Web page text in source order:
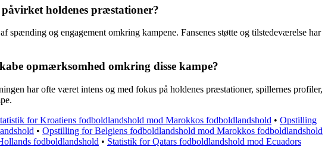
holdenes præstationer?
og engagement omkring kampene. Fansenes støtte og tilstedeværelse har
opmærksomhed omkring disse kampe?
har ofte været intens og med fokus på holdenes præstationer, spillernes profiler,
for Kroatiens fodboldlandshold mod Marokkos fodboldlandshold • Opstilling
• Opstilling for Belgiens fodboldlandshold mod Marokkos fodboldlandshold
fodboldlandshold • Statistik for Qatars fodboldlandshold mod Ecuadors